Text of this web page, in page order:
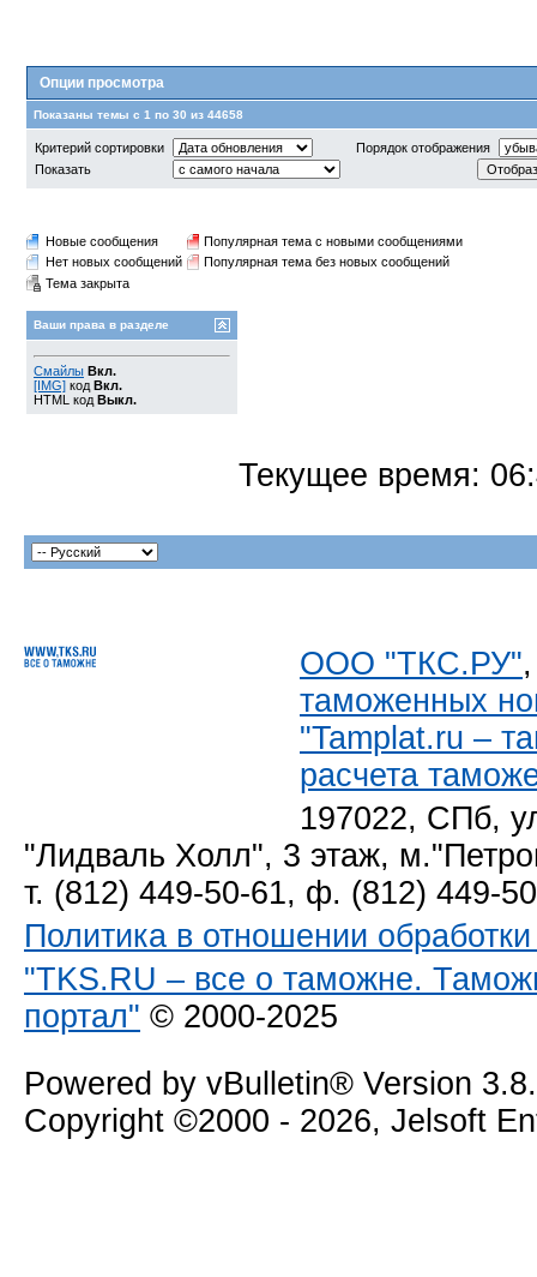
Опции просмотра
Показаны темы с 1 по 30 из 44658
Критерий сортировки
Порядок отображения
Показать
Новые сообщения
Популярная тема с новыми сообщениями
Нет новых сообщений
Популярная тема без новых сообщений
Тема закрыта
Ваши права в разделе
Смайлы Вкл.
[IMG] код Вкл.
HTML код Выкл.
Текущее время:
ООО "ТКС.РУ"
таможенных
"Tamplat.ru –
расчета
197022, СПб,
"Лидваль Холл", 3 этаж,
т. (812) 449-50-61, ф. (812) 449-
Политика в отношении
"TKS.RU – все о таможне.
портал" © 2000-2025
Powered by vBulletin® Version
Copyright ©2000 - 2026, Jelsoft